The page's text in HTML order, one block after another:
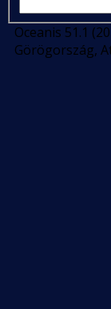
Oceanis 51.1
Görögország,